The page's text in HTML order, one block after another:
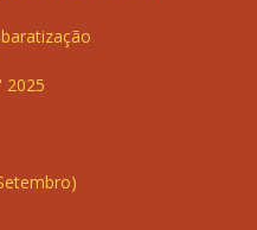
2025